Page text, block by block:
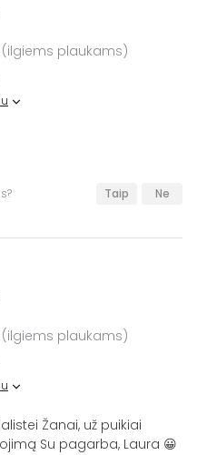
plaukams)
Taip Ne
plaukams)
Žanai, už puikiai
Su pagarba, Laura 😀